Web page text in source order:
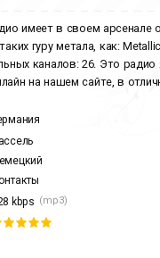
имеет в своем арсенале
гуру метала, как:
каналов: 26. Это
на нашем сайте, в
kbps (mp3)